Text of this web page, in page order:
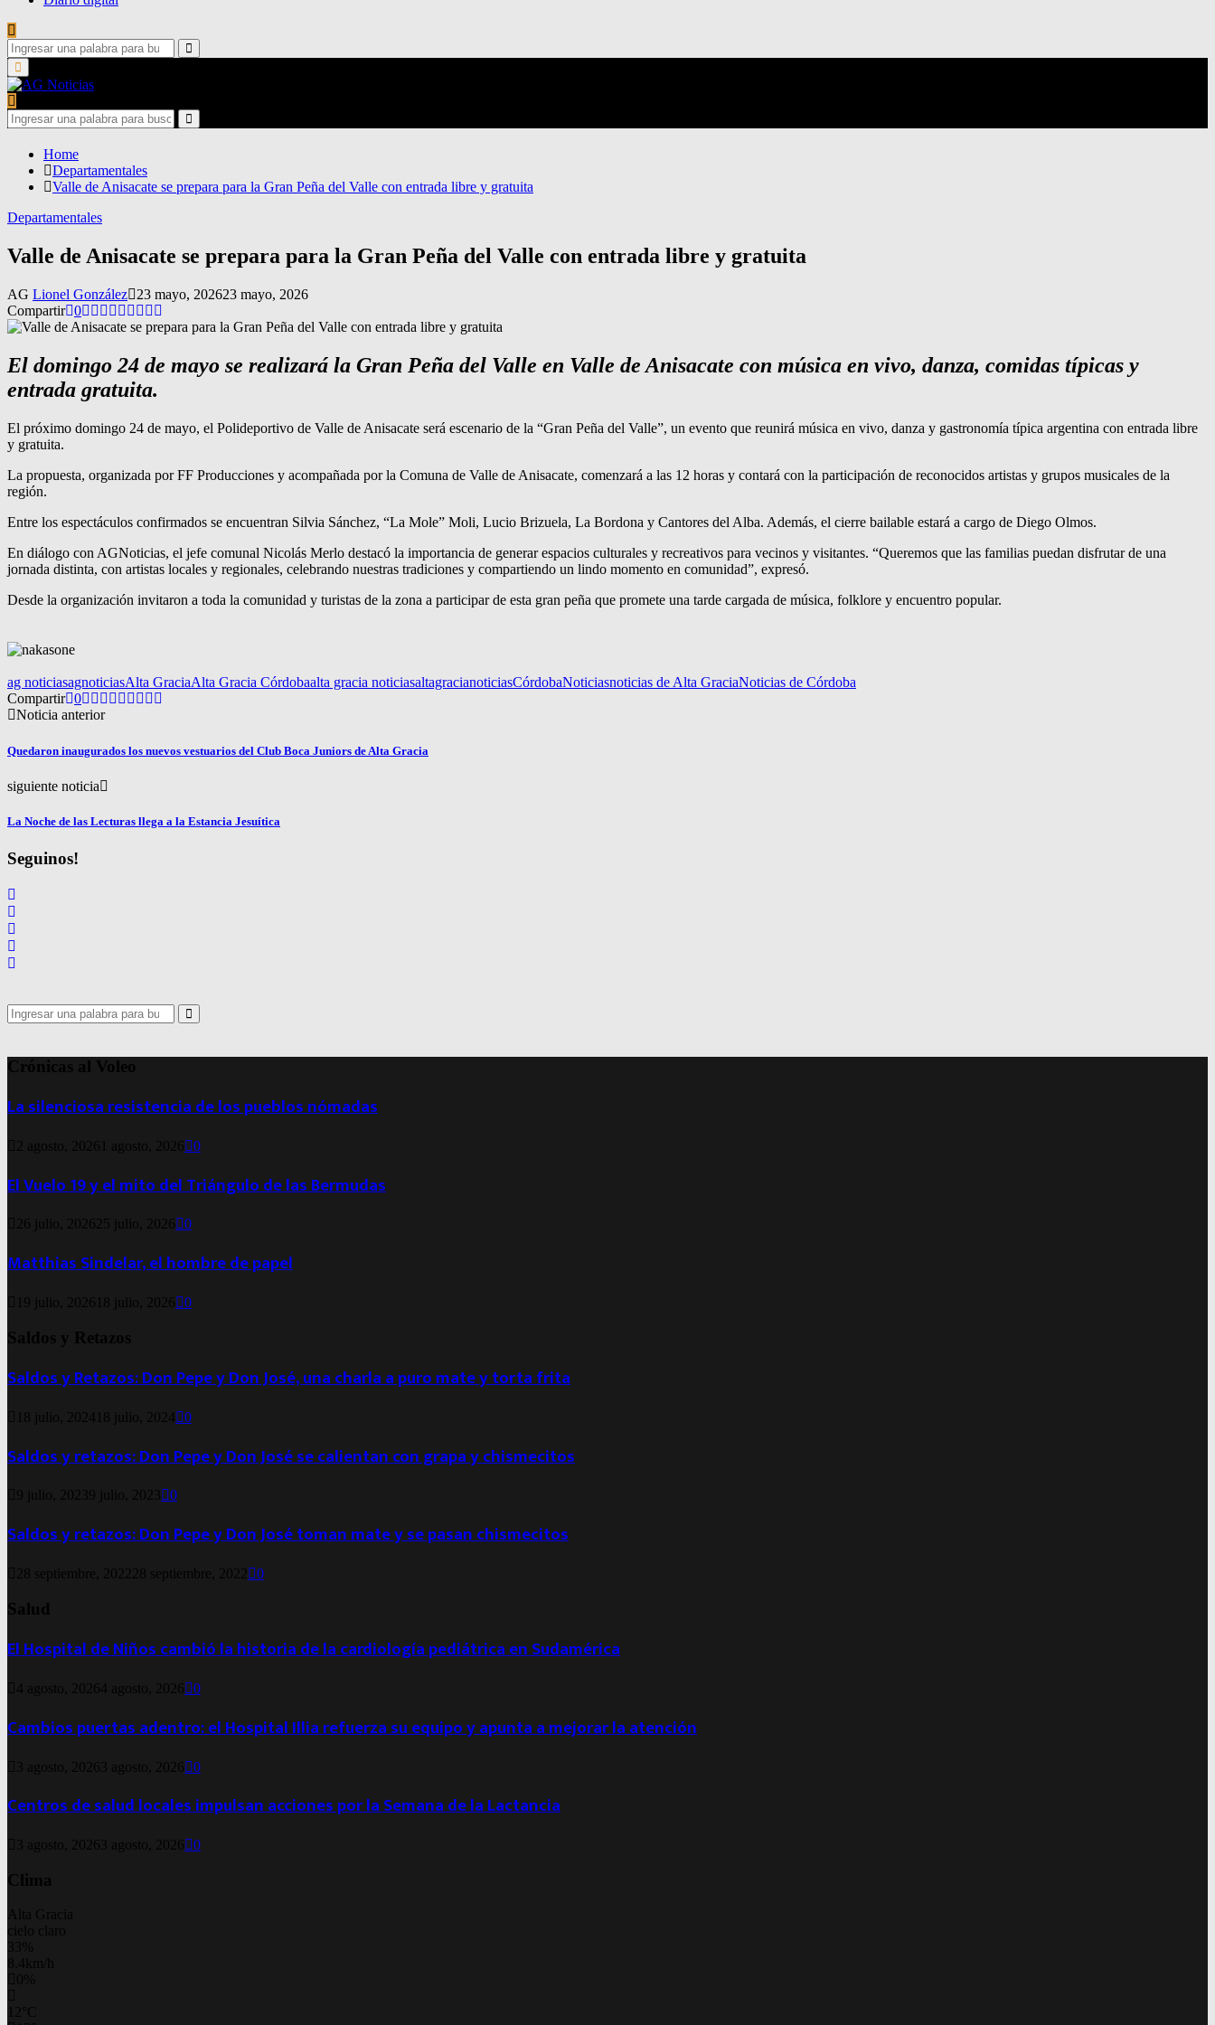
Search
for:
Search
Primary
Menu
Search
for:
Search
Home
Departamentales
Valle de Anisacate se prepara para la Gran Peña del Valle con entrada libre y gratuita
Departamentales
Valle de Anisacate se prepara para la Gran Peña del Valle con entrada libre y gratuita
AG Lionel González 23 mayo, 202623 mayo, 2026
Compartir 0
El domingo 24 de mayo se realizará la Gran Peña del Valle en Valle de Anisacate con música en vivo, danza, comidas típicas y
entrada gratuita.
El próximo domingo 24 de mayo, el Polideportivo de Valle de Anisacate será escenario de la “Gran Peña del Valle”, un evento que reunirá música en vivo, danza y gastronomía típica argentina con entrada libre
y gratuita.
La propuesta, organizada por FF Producciones y acompañada por la Comuna de Valle de Anisacate, comenzará a las 12 horas y contará con la participación de reconocidos artistas y grupos musicales de la
región.
Entre los espectáculos confirmados se encuentran Silvia Sánchez, “La Mole” Moli, Lucio Brizuela, La Bordona y Cantores del Alba. Además, el cierre bailable estará a cargo de Diego Olmos.
En diálogo con AGNoticias, el jefe comunal Nicolás Merlo destacó la importancia de generar espacios culturales y recreativos para vecinos y visitantes. “Queremos que las familias puedan disfrutar de una
jornada distinta, con artistas locales y regionales, celebrando nuestras tradiciones y compartiendo un lindo momento en comunidad”, expresó.
Desde la organización invitaron a toda la comunidad y turistas de la zona a participar de esta gran peña que promete una tarde cargada de música, folklore y encuentro popular.
ag noticiasagnoticiasAlta GraciaAlta Gracia Córdobaalta gracia noticiasaltagracianoticiasCórdobaNoticiasnoticias de Alta GraciaNoticias de Córdoba
Compartir 0
Noticia anterior
Quedaron inaugurados los nuevos vestuarios del Club Boca Juniors de Alta Gracia
siguiente noticia
La Noche de las Lecturas llega a la Estancia Jesuítica
Seguinos!
Search
for:
Search
Crónicas al Voleo
La silenciosa resistencia de los pueblos nómadas
2 agosto, 2026 1 agosto, 2026 0
El Vuelo 19 y el mito del Triángulo de las Bermudas
26 julio, 202625 julio, 2026 0
Matthias Sindelar, el hombre de papel
19 julio, 2026 18 julio, 2026 0
Saldos y Retazos
Saldos y Retazos: Don Pepe y Don José, una charla a puro mate y torta frita
18 julio, 2024 18 julio, 2024 0
Saldos y retazos: Don Pepe y Don José se calientan con grapa y chismecitos
9 julio, 2023 9 julio, 2023 0
Saldos y retazos: Don Pepe y Don José toman mate y se pasan chismecitos
28 septiembre, 2022 28 septiembre, 2022 0
Salud
El Hospital de Niños cambió la historia de la cardiología pediátrica en Sudamérica
4 agosto, 20264 agosto, 2026 0
Cambios puertas adentro: el Hospital Illia refuerza su equipo y apunta a mejorar la atención
3 agosto, 2026 3 agosto, 2026 0
Centros de salud locales impulsan acciones por la Semana de la Lactancia
3 agosto, 2026 3 agosto, 2026 0
Clima
Alta Gracia
cielo claro
33%
8.4km/h
0%
C